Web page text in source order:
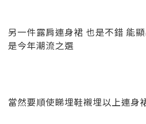
另一件露肩連身裙 也是不錯 能
是今年潮流之選
當然要順使睇埋鞋襯埋以上連身